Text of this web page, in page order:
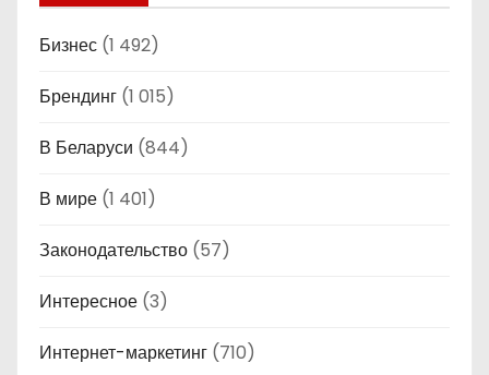
Бизнес (1 492)
Брендинг (1 015)
В Беларуси (844)
В мире (1 401)
Законодательство (57)
Интересное (3)
Интернет-маркетинг (710)